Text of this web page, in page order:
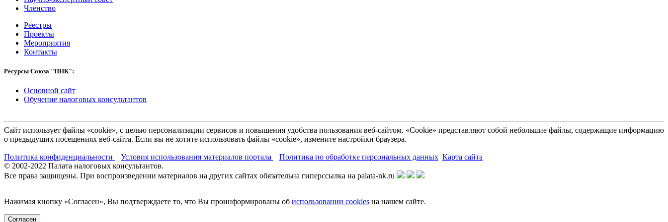
Членство
Реестры
Проекты
Мероприятия
Контакты
Ресурсы Союза "ПНК":
Основной сайт
Обучение налоговых консультантов
Сайт использует файлы «cookie», с целью персонализации сервисов и повышения удобства пользования веб-сайтом. «Cookie» представляют собой небольшие файлы, содержащие информацию
о предыдущих посещениях веб-сайта. Если вы не хотите использовать файлы «cookie», измените настройки браузера.
Политика конфиденциальности Условия использования материалов портала Политика по обработке персональных данных Карта сайта
© 2002-2022 Палата налоговых консультантов.
Все права защищены. При воспроизведении материалов на других сайтах обязательна гиперссылка на palata-nk.ru
Нажимая кнопку «Согласен», Вы подтверждаете то, что Вы проинформированы об использовании cookies на нашем сайте.
Согласен